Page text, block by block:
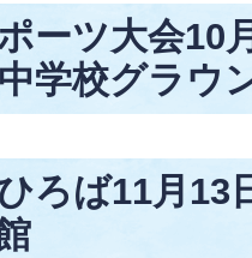
ーツ大会10
学校グラウ
ろば11月13